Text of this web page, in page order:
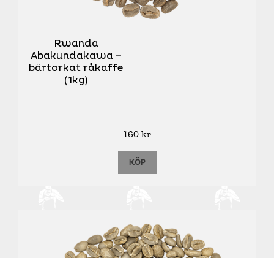
Rwanda
Abakundakawa –
bärtorkat råkaffe
(1kg)
160 kr
KÖP